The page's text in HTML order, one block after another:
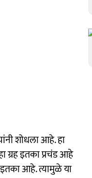
शोधला आहे. हा
ग्रह इतका प्रचंड आहे
आहे. त्यामुळे या